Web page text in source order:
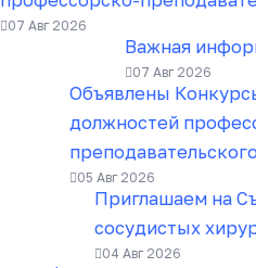
07 Авг 2026
Важная
07 Авг 2026
Объявлены
должностей
05 Авг 2026
Приглашаем на
сосудистых
04 Авг 2026